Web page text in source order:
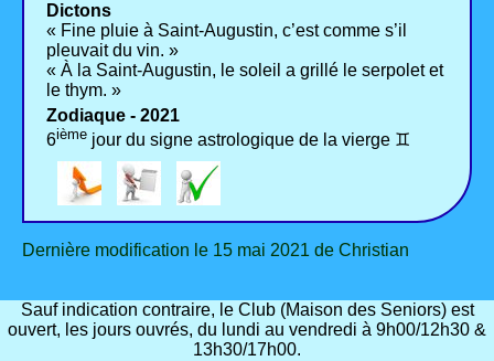
Dictons
« Fine pluie à Saint-Augustin, c’est comme s’il
pleuvait du vin. »
« À la Saint-Augustin, le soleil a grillé le serpolet et
le thym. »
Zodiaque - 2021
6ième jour du signe astrologique de la vierge ♊
Dernière modification le 15 mai 2021 de Christian
Sauf indication contraire, le Club (Maison des Seniors) est
ouvert, les jours ouvrés, du lundi au vendredi à 9h00/12h30 &
13h30/17h00.